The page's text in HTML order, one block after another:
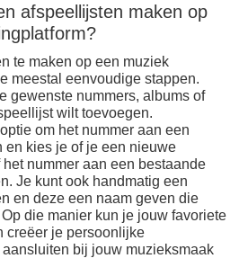
afspeellijsten maken op
te maken op een muziek
meestal eenvoudige stappen.
gewenste nummers, albums of
wilt toevoegen.
om het nummer aan een
en kies je of je een nieuwe
nummer aan een bestaande
Je kunt ook handmatig een
en deze een naam geven die
die manier kun je jouw favoriete
creëer je persoonlijke
bij jouw muzieksmaak